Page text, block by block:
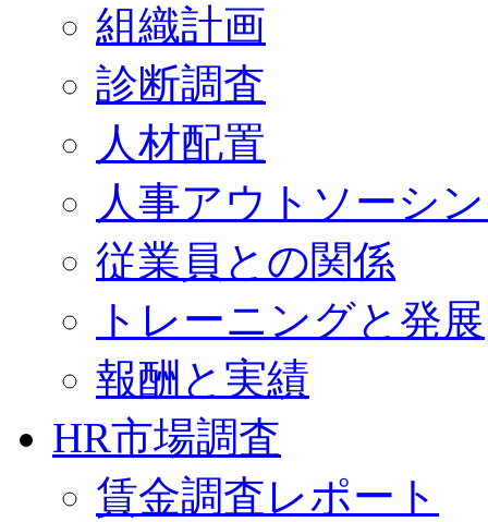
組織計画
診断調査
人材配置
人事アウトソーシ
従業員との関係
トレーニングと発展
報酬と実績
HR市場調査
賃金調査レポート